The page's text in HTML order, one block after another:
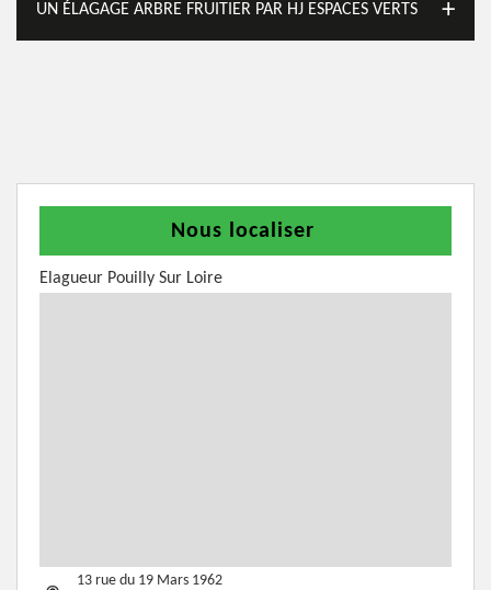
UN ÉLAGAGE ARBRE FRUITIER PAR HJ ESPACES VERTS
Nous localiser
Elagueur Pouilly Sur Loire
13 rue du 19 Mars 1962